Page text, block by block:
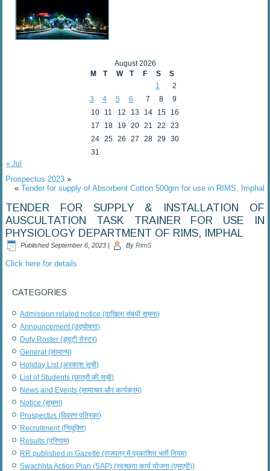
August 2026
M
T W T F S
S
1
2
3
4 5 6 7 8
9
10
11 12 13 14 15
16
17
18 19 20 21 22
23
24 25 26 27 28 29
30
31
« Jul
Prospectus 2023 »
« Tender for supply of Absorbent Cotton 500gm for use in RIMS, Imphal
TENDER FOR SUPPLY & INSTALLATION OF
AUSCULTATION TASK TRAINER FOR USE IN
PHYSIOLOGY DEPARTMENT OF RIMS, IMPHAL
Published September 6, 2023 | By RimS
Click here for details
CATEGORIES
Admission related notice (दाखिला संबंधी सूचना)
Announcement (उद्घोषणा)
Duty Roster (ड्यूटी रोस्टर)
General (सामान्य)
Holiday List (अवकाश सूची)
List of Students (छात्रों की सूची)
News and Events (सामाचार और कार्यक्रम)
Notice (सूचना)
Prospectus (विवरण पत्रिका)
Recruitment (नियुक्ति)
Results (परिणाम)
RR published in Gazette (राजपत्र में प्रकाशित भर्ती नियम)
Swachhta Action Plan (SAP) (स्वच्छता कार्य योजना (एसएपी))